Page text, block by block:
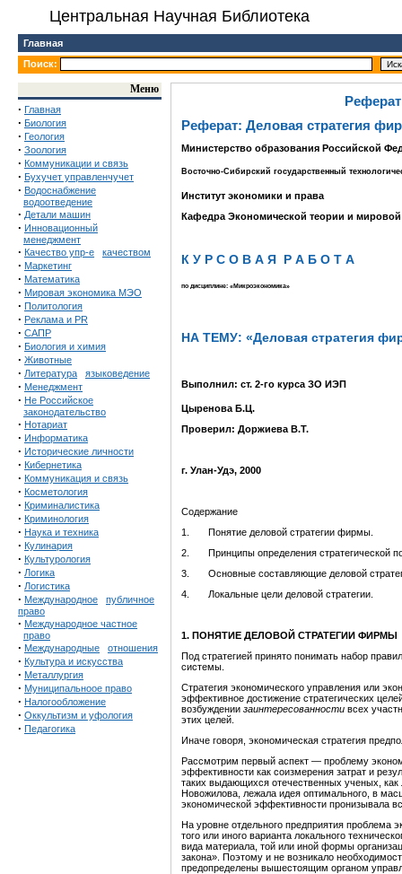
Центральная Научная Библиотека
Главная
Поиск:
Меню
· Главная
· Биология
· Геология
· Зоология
· Коммуникации и связь
· Бухучет управленчучет
· Водоснабжение
водоотведение
· Детали машин
· Инновационный
менеджмент
· Качество упр-е качеством
· Маркетинг
· Математика
· Мировая экономика МЭО
· Политология
· Реклама и PR
· САПР
· Биология и химия
· Животные
· Литература языковедение
· Менеджмент
· Не Российское
законодательство
· Нотариат
· Информатика
· Исторические личности
· Кибернетика
· Коммуникация и связь
· Косметология
· Криминалистика
· Криминология
· Наука и техника
· Кулинария
· Культурология
· Логика
· Логистика
· Международное
публичное
право
· Международное частное
право
· Международные отношения
· Культура и искусства
· Металлургия
· Муниципальноое право
· Налогообложение
· Оккультизм и уфология
· Педагогика
Реферат: Деловая стратегия
Министерство образования Российской
Восточно-Сибирский государственный
Институт экономики и права
Кафедра Экономической теории и
К У Р С О В А Я Р А Б О Т А
по дисциплине: «Микроэкономика»
НА ТЕМУ: «Деловая стратегия
Выполнил: ст. 2-го курса ЗО ИЭП
Цыренова Б.Ц.
Проверил: Доржиева В.Т.
г. Улан-Удэ, 2000
Содержание
1. Понятие деловой стратегии фирмы.
2. Принципы определения стратегической
3. Основные составляющие деловой
4. Локальные цели деловой стратегии.
1. ПОНЯТИЕ ДЕЛОВОЙ СТРАТЕГИИ ФИРМЫ
Под стратегией принято понимать набор
системы.
Стратегия экономического управления или
эффективное достижение стратегических
возбуждении заинтересованности всех
этих целей.
Иначе говоря, экономическая стратегия
Рассмотрим первый аспект — проблему
эффективности как соизмерения затрат и
таких выдающихся отечественных ученых,
Новожилова, лежала идея оптимального, в
экономической эффективности пронизывала
На уровне отдельного предприятия проблема
того или иного варианта локального
вида материала, той или иной формы
закона». Поэтому и не возникало
предопределены вышесто­ящим органом